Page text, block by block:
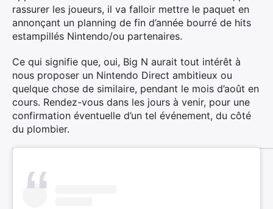
rassurer les joueurs, il va falloir mettre le paquet en
annonçant un planning de fin d’année bourré de hits
estampillés Nintendo/ou partenaires.
Ce qui signifie que, oui, Big N aurait tout intérêt à
nous proposer un Nintendo Direct ambitieux ou
quelque chose de similaire, pendant le mois d’août en
cours. Rendez-vous dans les jours à venir, pour une
confirmation éventuelle d’un tel événement, du côté
du plombier.
Rechercher
: